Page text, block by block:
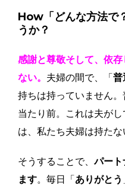
How「どんな方法で
うか？
感謝と尊敬そして、依
ない。 夫婦の間で、「 普
持ちは持っていません
当たり前。これは夫がし
は、私たち夫婦は持たな
そうすることで、パート
ます。毎日「 ありがとう